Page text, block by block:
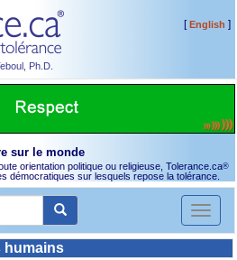
Ph.D.
[English ]
sur le monde
orientation politique ou religieuse, Tolerance.ca®
démocratiques sur lesquels repose la tolérance.
Toggle
humains